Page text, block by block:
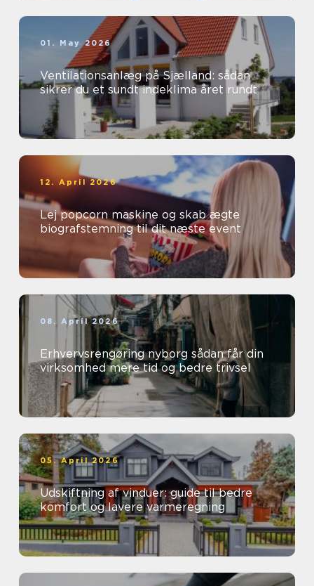
01. May 2026
Ventilationsanlæg på Sjælland: sådan
sikrer du et sundt indeklima året rundt
12. April 2026
Lej popcorn maskine og skab ægte
biografstemning til dit næste event
08. April 2026
Erhvervsrengøring nyborg sådan får din
virksomhed mere tid og bedre trivsel
05. April 2026
Udskiftning af vinduer: guide til bedre
komfort og lavere varmeregning